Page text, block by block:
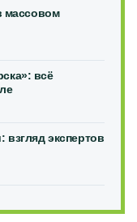
массовом
всё
экспертов